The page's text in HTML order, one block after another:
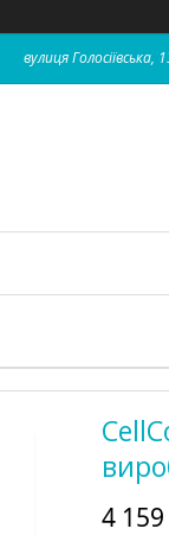
вулиця Голосіївська,
4